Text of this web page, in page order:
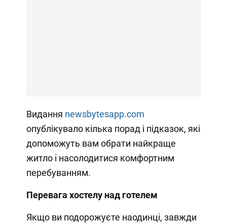
Видання newsbytesapp.com
опублікувало кілька порад і підказок, які
допоможуть вам обрати найкраще
житло і насолодитися комфортним
перебуванням.
Перевага хостелу над готелем
Якщо ви подорожуєте наодинці, завжди